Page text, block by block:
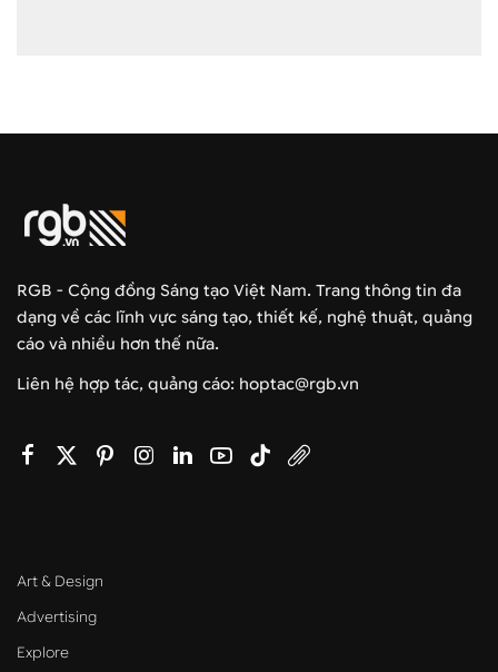
RGB - Cộng đồng Sáng tạo Việt Nam. Trang thông tin đa
dạng về các lĩnh vực sáng tạo, thiết kế, nghệ thuật, quảng
cáo và nhiều hơn thế nữa.
Liên hệ hợp tác, quảng cáo: hoptac@rgb.vn
Art & Design
Advertising
Explore